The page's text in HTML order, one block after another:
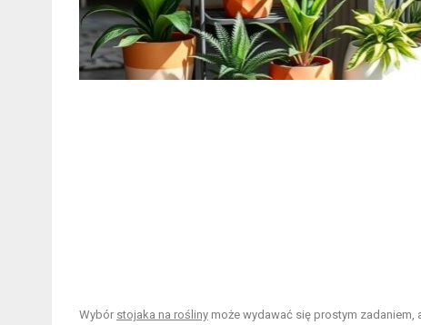
Wybór stojaka na rośliny może wydawać się prostym